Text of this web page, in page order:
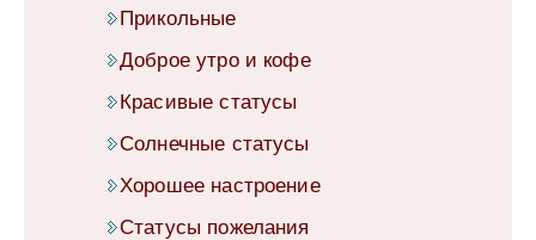
Прикольные
Доброе утро и кофе
Красивые статусы
Солнечные статусы
Хорошее настроение
Статусы пожелания